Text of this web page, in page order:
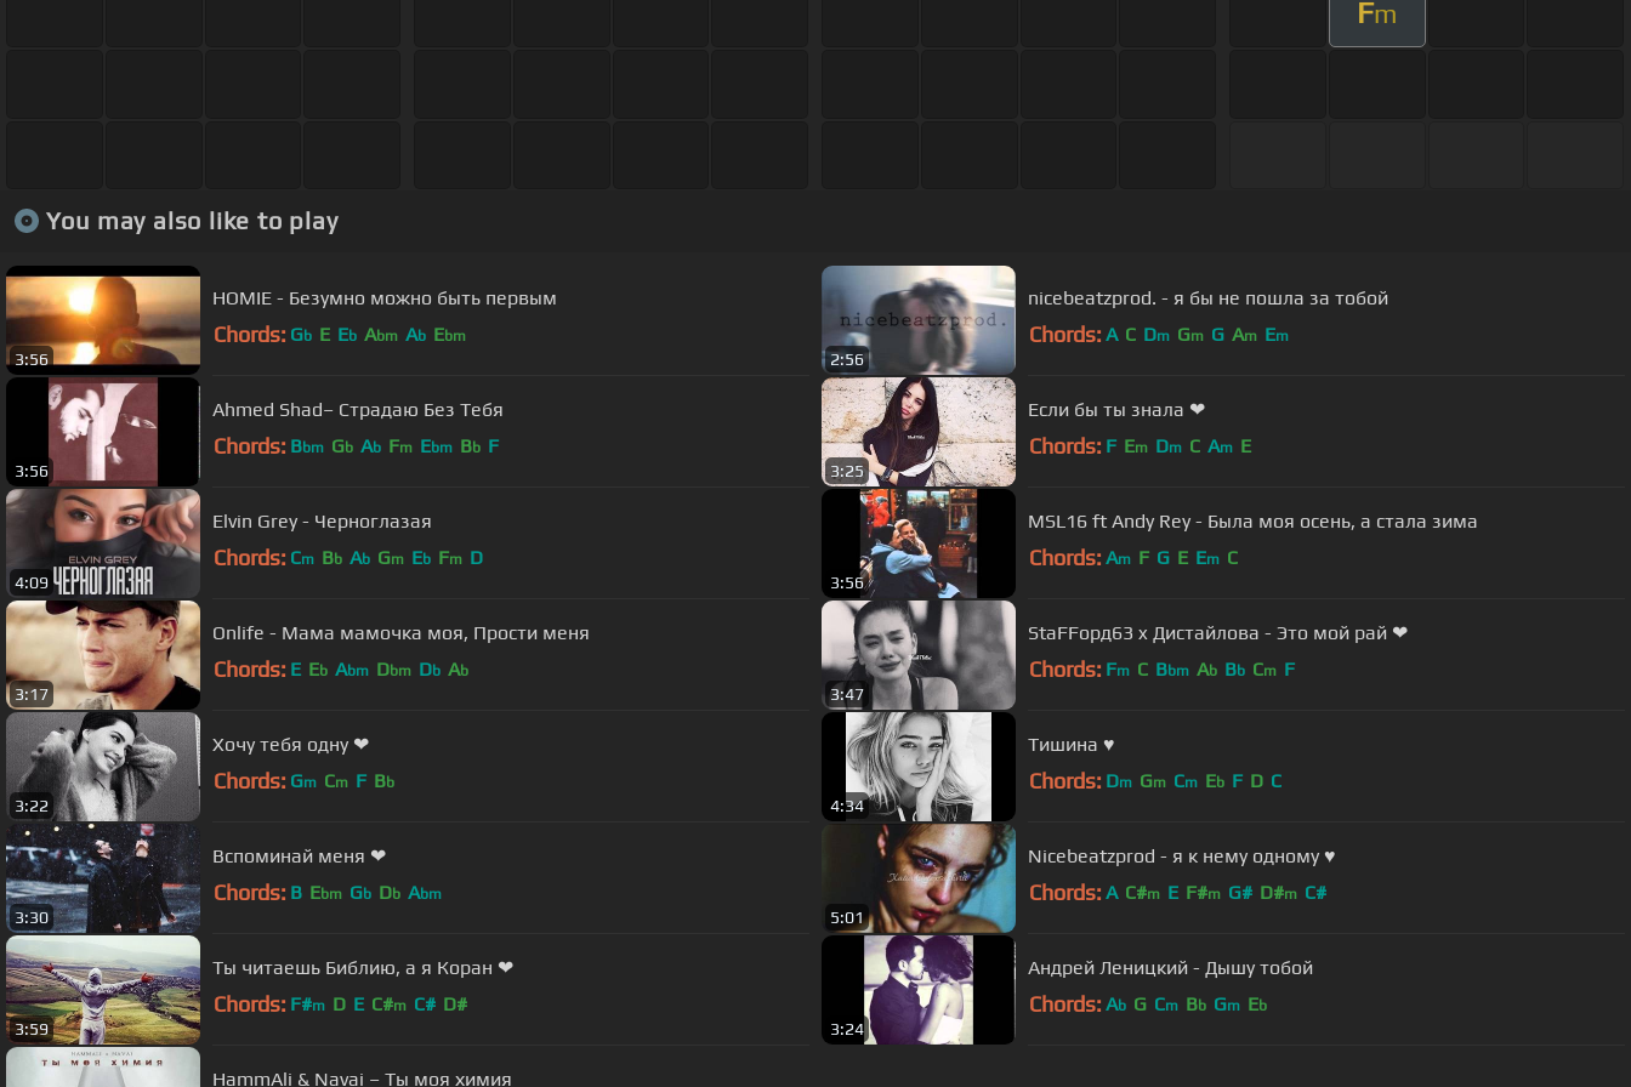
Fm
You may also like to play
3:56
HOMIE - Безумно можно быть первым
Chords: Gb E Eb Abm Ab Ebm
2:56
nicebeatzprod. - я бы не пошла за тобой
Chords: A C Dm Gm G Am Em
3:56
Ahmed Shad– Страдаю Без Тебя
Chords: Bbm Gb Ab Fm Ebm Bb F
3:25
Если бы ты знала ❤
Chords: F Em Dm C Am E
4:09
Elvin Grey - Черноглазая
Chords: Cm Bb Ab Gm Eb Fm D
3:56
MSL16 ft Andy Rey - Была моя осень, а стала зима
Chords: Am F G E Em C
3:17
Onlife - Мама мамочка моя, Прости меня
Chords: E Eb Abm Dbm Db Ab
3:47
StaFFорд63 x Дистайлова - Это мой рай ❤
Chords: Fm C Bbm Ab Bb Cm F
3:22
Хочу тебя одну ❤
Chords: Gm Cm F Bb
4:34
Тишина ♥
Chords: Dm Gm Cm Eb F D C
3:30
Вспоминай меня ❤
Chords: B Ebm Gb Db Abm
5:01
Nicebeatzprod - я к нему одному ♥
Chords: A C#m E F#m G# D#m C#
3:59
Ты читаешь Библию, а я Коран ❤
Chords: F#m D E C#m C# D#
3:24
Андрей Леницкий - Дышу тобой
Chords: Ab G Cm Bb Gm Eb
HammAli & Navai – Ты моя химия